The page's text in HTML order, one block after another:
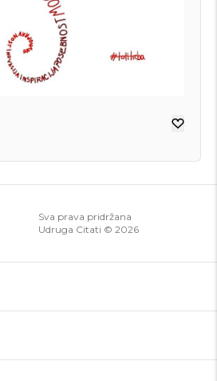
Sva prava pridržana
Udruga Citati © 2026